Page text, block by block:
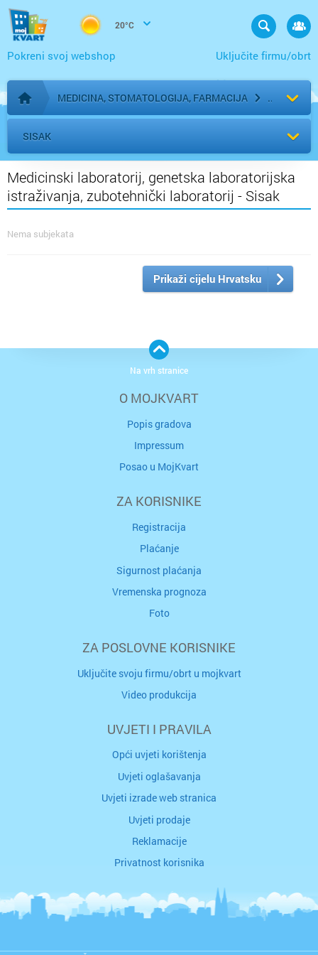
20°C
Uključite firmu/obrt
Pokreni svoj webshop
Početna stranica
MEDICINA, STOMATOLOGIJA, FARMACIJA
SISAK
Medicinski laboratorij, genetska laboratorijska
istraživanja, zubotehnički laboratorij - Sisak
Nema subjekata
Prikaži cijelu Hrvatsku
O MOJKVART
Popis gradova
Impressum
Posao u MojKvart
ZA KORISNIKE
Registracija
Plaćanje
Sigurnost plaćanja
Vremenska prognoza
Foto
ZA POSLOVNE KORISNIKE
Uključite svoju firmu/obrt u mojkvart
Video produkcija
UVJETI I PRAVILA
Opći uvjeti korištenja
Uvjeti oglašavanja
Uvjeti izrade web stranica
Uvjeti prodaje
Reklamacije
Privatnost korisnika
Na vrh stranice